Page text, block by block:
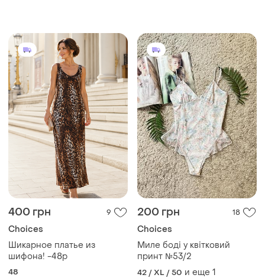
400 грн 9
Choices
Шикарное платье из
шифона! -48р
48
200 грн 18
Choices
Миле боді у квітковий
принт №53/2
42 / XL / 50 и еще 1